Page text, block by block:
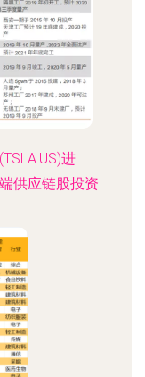
进
供应链股投资